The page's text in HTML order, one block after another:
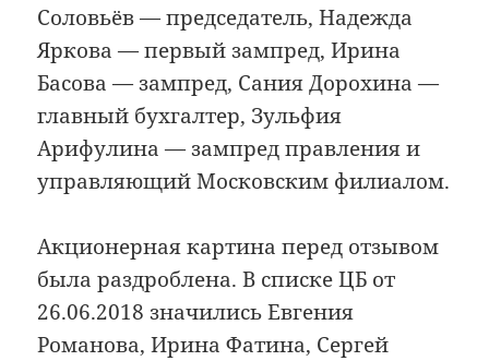
Соловьёв — председатель, Надежда
Яркова — первый зампред, Ирина
Басова — зампред, Сания Дорохина —
главный бухгалтер, Зульфия
Арифулина — зампред правления и
управляющий Московским филиалом.
Акционерная картина перед отзывом
была раздроблена. В списке ЦБ от
26.06.2018 значились Евгения
Романова, Ирина Фатина, Сергей